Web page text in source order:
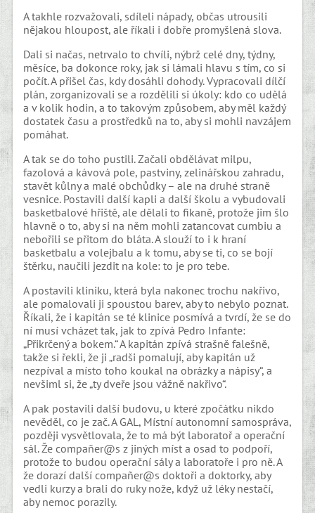
A takhle rozvažovali, sdíleli nápady, občas utrousili
nějakou hloupost, ale říkali i dobře promyšlená slova.
Dali si načas, netrvalo to chvíli, nýbrž celé dny, týdny,
měsíce, ba dokonce roky, jak si lámali hlavu s tím, co si
počít. A přišel čas, kdy dosáhli dohody. Vypracovali dílčí
plán, zorganizovali se a rozdělili si úkoly: kdo co udělá
a v kolik hodin, a to takovým způsobem, aby měl každý
dostatek času a prostředků na to, aby si mohli navzájem
pomáhat.
A tak se do toho pustili. Začali obdělávat milpu,
fazolová a kávová pole, pastviny, zelinářskou zahradu,
stavět kůlny a malé obchůdky – ale na druhé straně
vesnice. Postavili další kapli a další školu a vybudovali
basketbalové hřiště, ale dělali to fikaně, protože jim šlo
hlavně o to, aby si na něm mohli zatancovat cumbiu a
nebořili se přitom do bláta. A slouží to i k hraní
basketbalu a volejbalu a k tomu, aby se ti, co se bojí
štěrku, naučili jezdit na kole: to je pro tebe.
A postavili kliniku, která byla nakonec trochu nakřivo,
ale pomalovali ji spoustou barev, aby to nebylo poznat.
Říkali, že i kapitán se té klinice posmívá a tvrdí, že se do
ní musí vcházet tak, jak to zpívá Pedro Infante:
„Přikrčený a bokem.“ A kapitán zpívá strašně falešně,
takže si řekli, že ji „radši pomalují, aby kapitán už
nezpíval a místo toho koukal na obrázky a nápisy“, a
nevšiml si, že „ty dveře jsou vážně nakřivo“.
A pak postavili další budovu, u které zpočátku nikdo
nevěděl, co je zač. A GAL, Místní autonomní samospráva,
později vysvětlovala, že to má být laboratoř a operační
sál. Že compañer@s z jiných míst a osad to podpoří,
protože to budou operační sály a laboratoře i pro ně. A
že dorazí další compañer@s doktoři a doktorky, aby
vedli kurzy a brali do ruky nože, když už léky nestačí,
aby nemoc porazily.